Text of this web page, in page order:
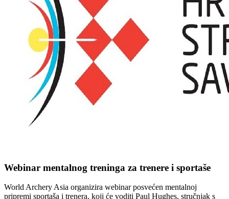
Webinar mentalnog treninga za trenere i sportaše
World Archery Asia organizira webinar posvećen mentalnoj
pripremi sportaša i trenera, koji će voditi Paul Hughes, stručnjak s